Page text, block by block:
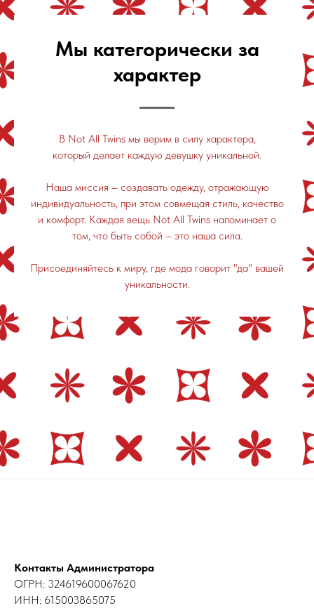
Мы категорически за
характер
В Not All Twins мы верим в силу характера,
который делает каждую девушку уникальной.
Наша миссия – создавать одежду, отражающую
индивидуальность, при этом совмещая стиль, качество
и комфорт. Каждая вещь Not All Twins напоминает о
том, что быть собой – это наша сила.
Присоединяйтесь к миру, где мода говорит "да" вашей
уникальности.
Контакты Администратора
ОГРН: 324619600067620
ИНН: 615003865075